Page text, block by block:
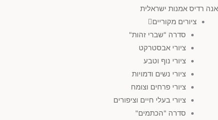
אנה רדיס אמנות ישראלית
ציורים מקוריים
סדרה "שברי זהות"
ציורי אבסטרקט
ציורי נוף וטבע
ציורי נשים ודמויות
ציורי פרחים וצומח
ציורי בעלי חיים וציפורים
סדרה "הכתמים"